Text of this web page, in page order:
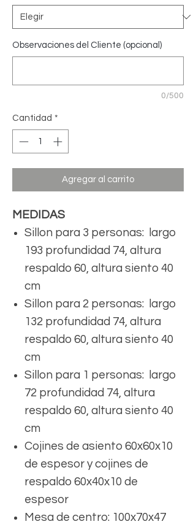
Observaciones del Cliente (opcional)
0/500
Cantidad *
Agregar al carrito
MEDIDAS
Sillon para 3 personas: largo
193 profundidad 74, altura
respaldo 60, altura siento 40
cm
Sillon para 2 personas: largo
132 profundidad 74, altura
respaldo 60, altura siento 40
cm
Sillon para 1 personas: largo
72 profundidad 74, altura
respaldo 60, altura siento 40
cm
Cojines de asiento 60x60x10
de espesor y cojines de
respaldo 60x40x10 de
espesor
Mesa de centro: 100x70x47